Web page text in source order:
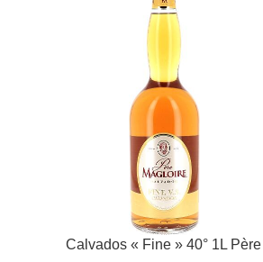
Calvados « Fine » 40° 1L Père